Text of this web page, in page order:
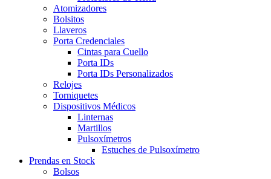
Atomizadores
Bolsitos
Llaveros
Porta Credenciales
Cintas para Cuello
Porta IDs
Porta IDs Personalizados
Relojes
Torniquetes
Dispositivos Médicos
Linternas
Martillos
Pulsoxímetros
Estuches de Pulsoxímetro
Prendas en Stock
Bolsos